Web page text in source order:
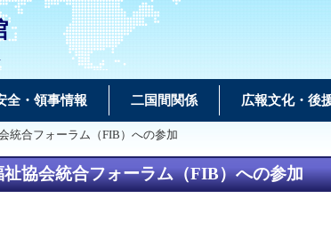
全・領事情報 二国間関係 広報文化・後
統合フォーラム（FIB）への参加
協会統合フォーラム（FIB）への参加